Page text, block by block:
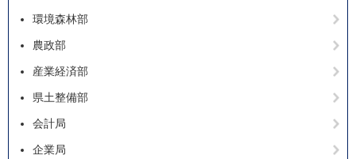
環境森林部
農政部
産業経済部
県土整備部
会計局
企業局